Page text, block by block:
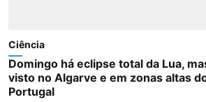
Ciência
Domingo há eclipse total da Lua,
visto no Algarve e em zonas altas
Portugal